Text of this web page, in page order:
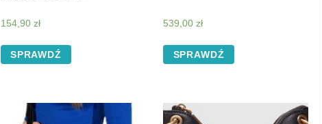
154,90 zł
SPRAWDŹ
539,00zł
SPRAWDŹ